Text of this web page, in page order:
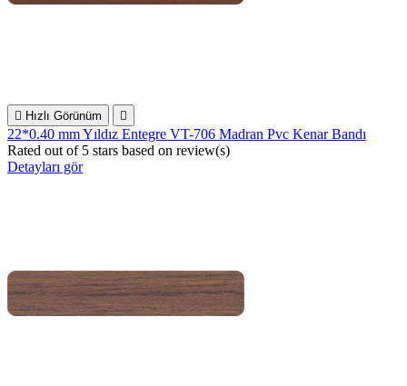
 Hızlı Görünüm 
22*0.40 mm Yıldız Entegre VT-706 Madran Pvc Kenar Bandı
Rated out of 5 stars based on review(s)
Detayları gör